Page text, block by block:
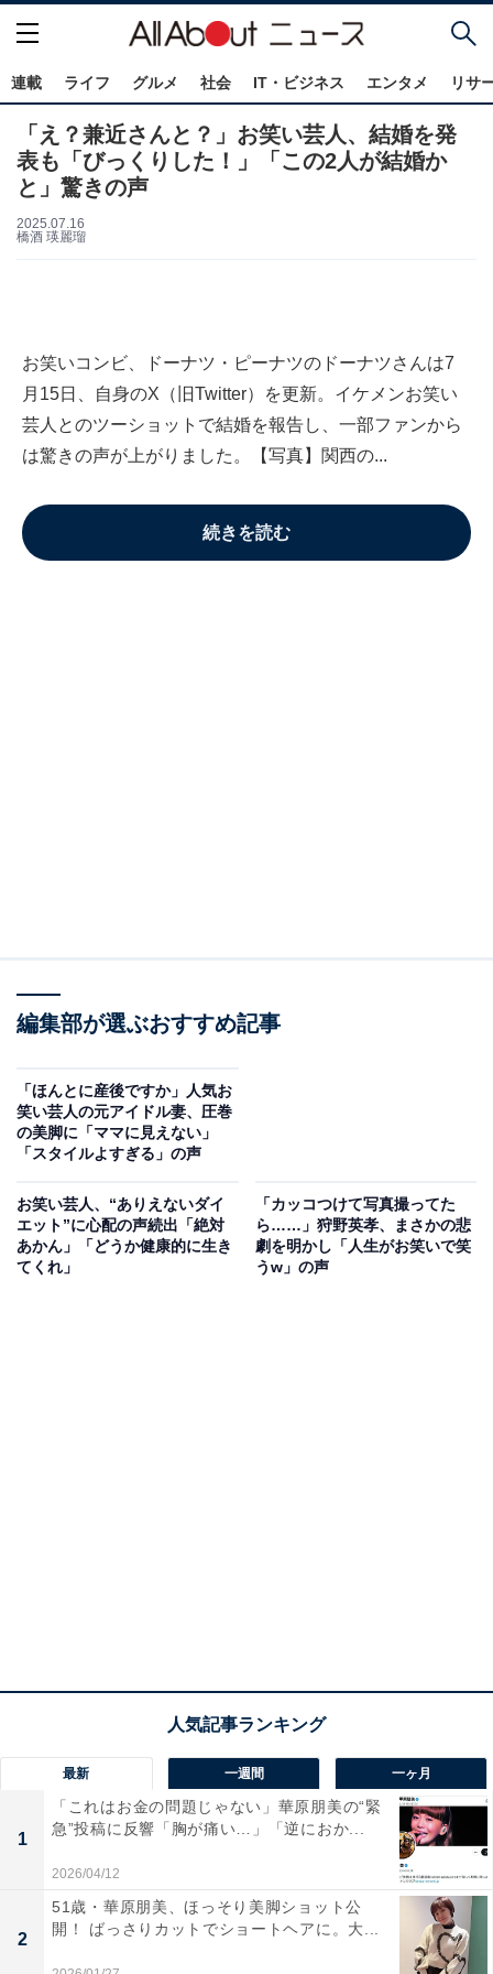
連載 ライフ グルメ 社会 IT・ビジネス エンタメ リサ
「え？兼近さんと？」お笑い芸人、結婚を発
表も「びっくりした！」「この2人が結婚か
と」驚きの声
2025.07.16
橋酒 瑛麗瑠
お笑いコンビ、ドーナツ・ピーナツのドーナツさんは7
月15日、自身のX（旧Twitter）を更新。イケメンお笑い
芸人とのツーショットで結婚を報告し、一部ファンから
は驚きの声が上がりました。【写真】関西の...
続きを読む
編集部が選ぶおすすめ記事
「ほんとに産後ですか」人気お
笑い芸人の元アイドル妻、圧巻
の美脚に「ママに見えない」
「スタイルよすぎる」の声
お笑い芸人、“ありえないダイ
エット”に心配の声続出「絶対
あかん」「どうか健康的に生き
てくれ」
「カッコつけて写真撮ってた
ら……」狩野英孝、まさかの悲
劇を明かし「人生がお笑いで笑
うw」の声
最新 一週間 一ヶ月
1
「これはお金の問題じゃない」華原朋美の“緊
急”投稿に反響「胸が痛い…」「逆におか...
2026/04/12
2
51歳・華原朋美、ほっそり美脚ショット公
開！ ばっさりカットでショートヘアに。大...